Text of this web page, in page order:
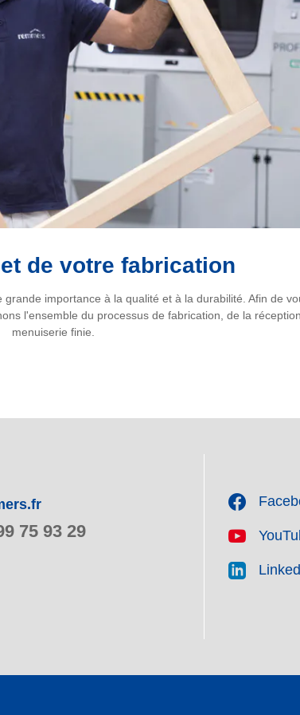
de votre fabrication
importance à la qualité et à la durabilité. Afin de
l'ensemble du processus de fabrication, de la
menuiserie finie.
75 93 29